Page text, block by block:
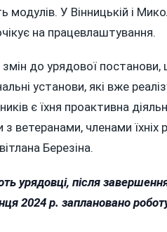
модулів. У Вінницькій і
на працевлаштування.
до урядової
установи, які вже
є їхня проактивна
з ветеранами, членами
Березіна.
урядовці, після
2024 р. заплановано